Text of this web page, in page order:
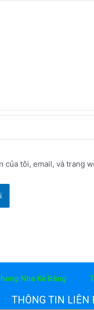
của tôi, email, và trang
Nha Kẻ Bàng
THÔNG TIN LIÊN